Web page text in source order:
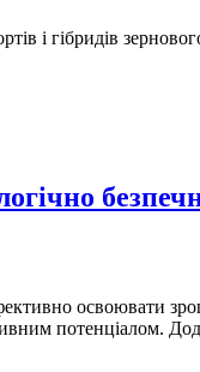
і гібридів
освоювати
потенціалом.